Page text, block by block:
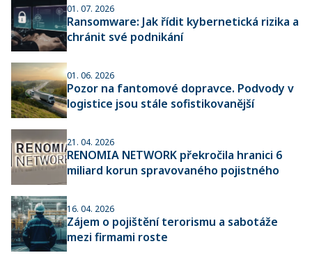
01. 07. 2026
Ransomware: Jak řídit kybernetická rizika a
chránit své podnikání
01. 06. 2026
Pozor na fantomové dopravce. Podvody v
logistice jsou stále sofistikovanější
21. 04. 2026
RENOMIA NETWORK překročila hranici 6
miliard korun spravovaného pojistného
16. 04. 2026
Zájem o pojištění terorismu a sabotáže
mezi firmami roste